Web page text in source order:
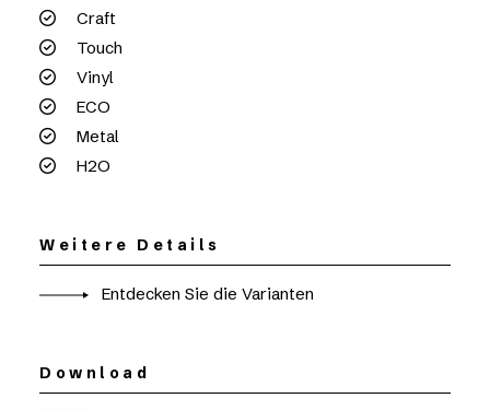
Craft
Touch
Vinyl
ECO
Metal
H2O
Weitere Details
Entdecken Sie die Varianten
Download